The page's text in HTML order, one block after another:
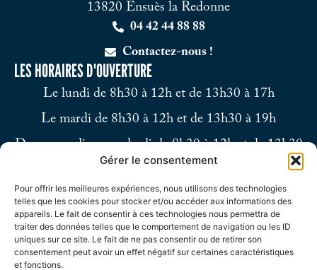
Gérer le consentement
Pour offrir les meilleures expériences, nous utilisons des technologies
telles que les cookies pour stocker et/ou accéder aux informations des
appareils. Le fait de consentir à ces technologies nous permettra de
traiter des données telles que le comportement de navigation ou les ID
uniques sur ce site. Le fait de ne pas consentir ou de retirer son
consentement peut avoir un effet négatif sur certaines caractéristiques
et fonctions.
13820 Ensuès la Redonne
04 42 44 88 88
Contactez-nous !
LES HORAIRES D'OUVERTURE
Le lundi de 8h30 à 12h et de 13h30 à 17h
Le mardi de 8h30 à 12h et de 13h30 à 19h
Du mercredi au vendredi de 8h30 à 12h et de 13h30
Le samedi de 9h à 12h